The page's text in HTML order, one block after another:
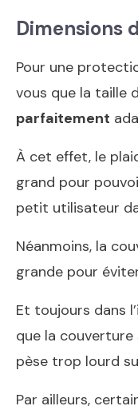
Dimensions
Pour une
vous que la taille
parfaitement
À cet effet, le
grand pour
petit utilisateur
Néanmoins, la
grande pour
Et toujours dans
que la couverture
pèse trop lourd
Par ailleurs,